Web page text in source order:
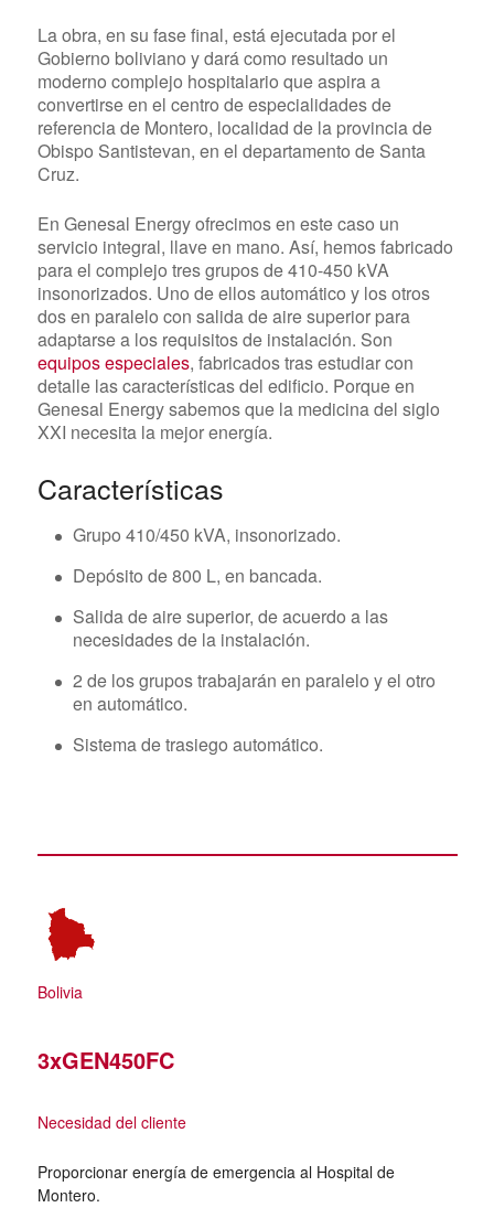
La obra, en su fase final, está ejecutada por el
Gobierno boliviano y dará como resultado un
moderno complejo hospitalario que aspira a
convertirse en el centro de especialidades de
referencia de Montero, localidad de la provincia de
Obispo Santistevan, en el departamento de Santa
Cruz.
En Genesal Energy ofrecimos en este caso un
servicio integral, llave en mano. Así, hemos fabricado
para el complejo tres grupos de 410-450 kVA
insonorizados. Uno de ellos automático y los otros
dos en paralelo con salida de aire superior para
adaptarse a los requisitos de instalación. Son
equipos especiales, fabricados tras estudiar con
detalle las características del edificio. Porque en
Genesal Energy sabemos que la medicina del siglo
XXI necesita la mejor energía.
Características
Grupo 410/450 kVA, insonorizado.
Depósito de 800 L, en bancada.
Salida de aire superior, de acuerdo a las
necesidades de la instalación.
2 de los grupos trabajarán en paralelo y el otro
en automático.
Sistema de trasiego automático.
Bolivia
3xGEN450FC
Necesidad del cliente
Proporcionar energía de emergencia al Hospital de
Montero.